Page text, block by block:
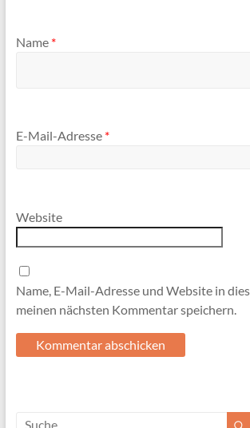
Name *
E-Mail-Adresse *
Website
Name, E-Mail-Adresse und Website in
meinen nächsten Kommentar speichern.